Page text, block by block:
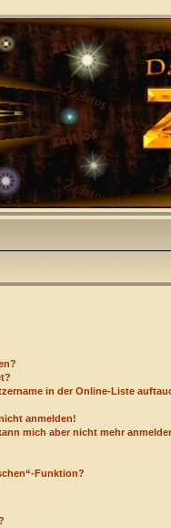
in der Online-Liste
anmelden!
mich aber nicht mehr
Funktion?